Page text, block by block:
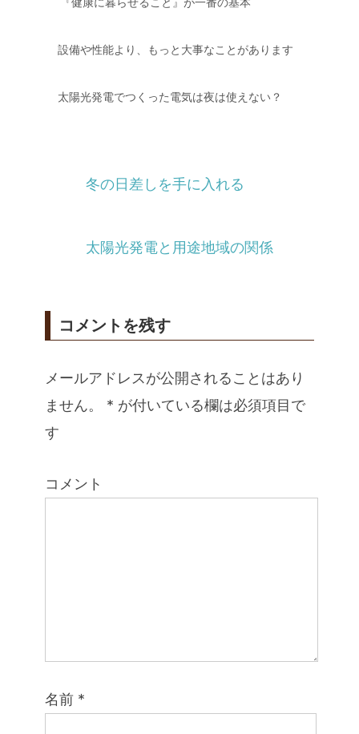
設備や性能より、もっと大事なことがあります
太陽光発電でつくった電気は夜は使えない？
冬の日差しを手に入れる
太陽光発電と用途地域の関係
コメントを残す
メールアドレスが公開されることはあり
ません。
* が付いている欄は必須項目で
す
コメント
名前 *